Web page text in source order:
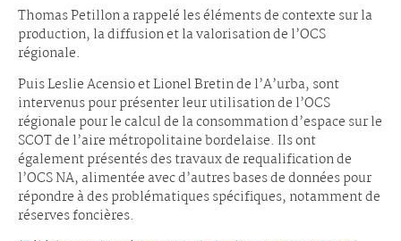
Thomas Petillon a rappelé les éléments de contexte sur la
production, la diffusion et la valorisation de l’OCS
régionale.
Puis Leslie Acensio et Lionel Bretin de l’A’urba, sont
intervenus pour présenter leur utilisation de l’OCS
régionale pour le calcul de la consommation d’espace sur le
SCOT de l’aire métropolitaine bordelaise. Ils ont
également présentés des travaux de requalification de
l’OCS NA, alimentée avec d’autres bases de données pour
répondre à des problématiques spécifiques, notamment de
réserves foncières.